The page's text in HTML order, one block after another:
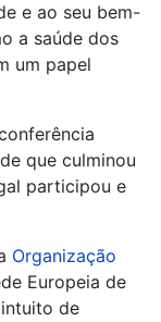
e ao seu bem-
a saúde dos
um papel
que culminou
participou e
Organização
Europeia de
de